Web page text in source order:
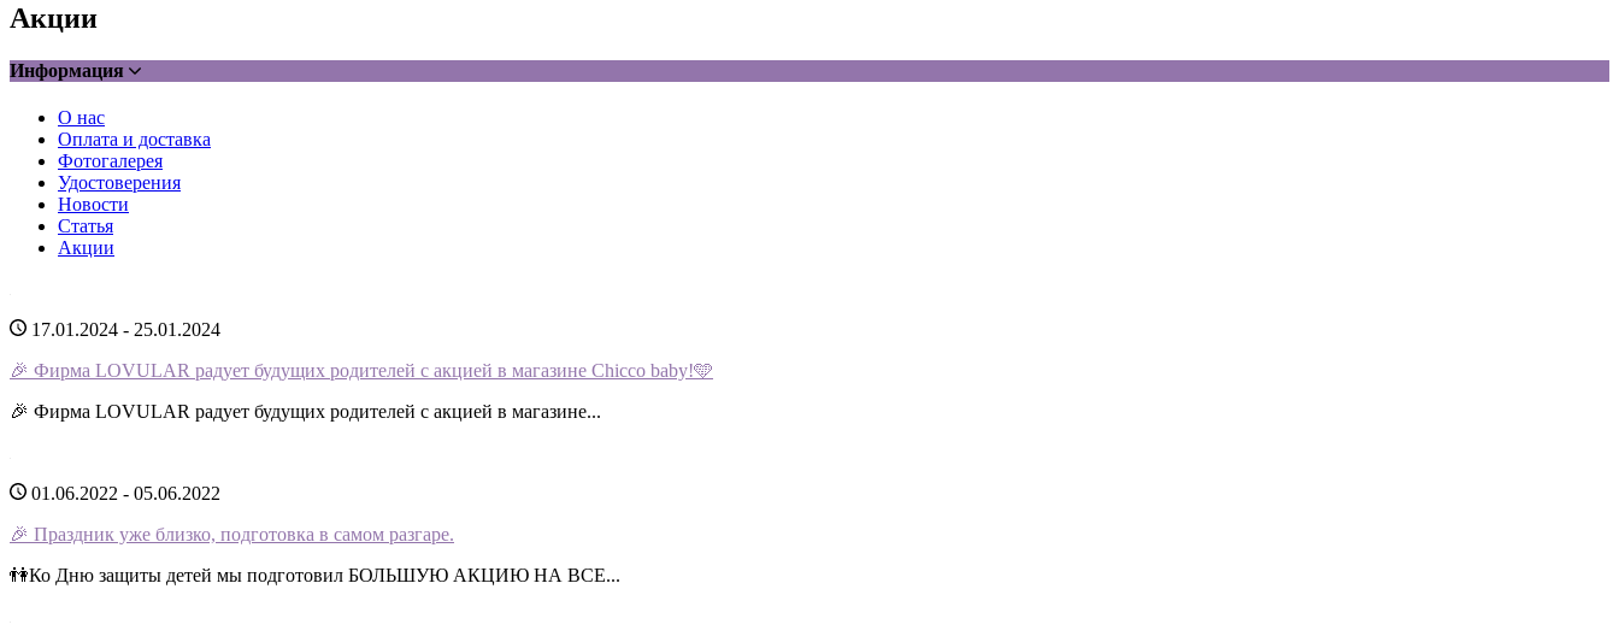
Акции
Информация
О нас
Оплата и доставка
Фотогалерея
Удостоверения
Новости
Статья
Акции
17.01.2024 - 25.01.2024
🎉 Фирма LOVULAR радует будущих родителей с акцией в магазине Chicco baby!🩵
🎉 Фирма LOVULAR радует будущих родителей с акцией в магазине...
01.06.2022 - 05.06.2022
🎉 Праздник уже близко, подготовка в самом разгаре.
👫Ко Дню защиты детей мы подготовил БОЛЬШУЮ АКЦИЮ НА ВСЕ...